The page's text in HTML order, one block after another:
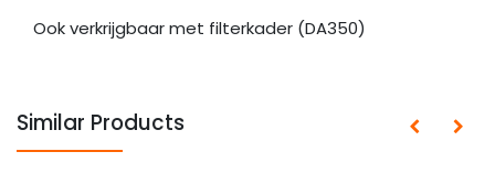
Ook verkrijgbaar met filterkader (DA350)
Similar Products